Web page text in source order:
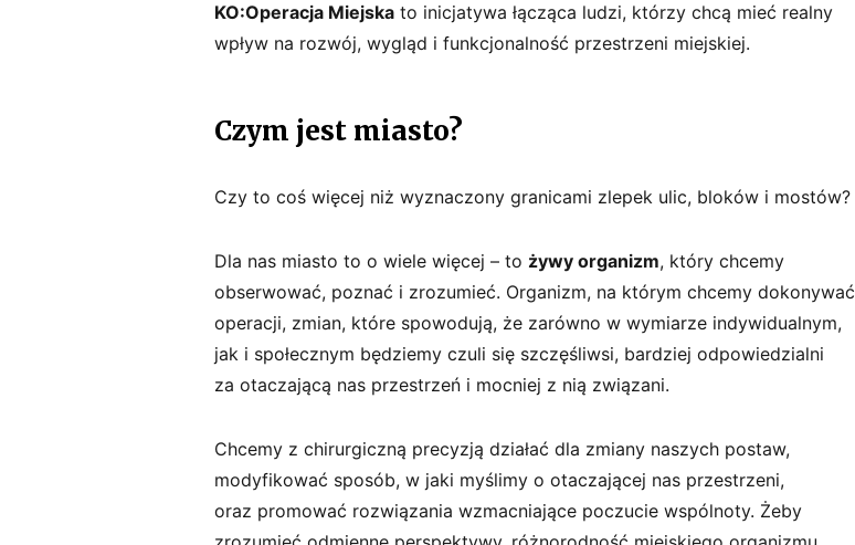
KO:Operacja Miejska to inicjatywa łącząca ludzi, którzy chcą mieć realny
wpływ na rozwój, wygląd i funkcjonalność przestrzeni miejskiej.
Czym jest miasto?
Czy to coś więcej niż wyznaczony granicami zlepek ulic, bloków i mostów?
Dla nas miasto to o wiele więcej – to żywy organizm, który chcemy
obserwować, poznać i zrozumieć. Organizm, na którym chcemy dokonywać
operacji, zmian, które spowodują, że zarówno w wymiarze indywidualnym,
jak i społecznym będziemy czuli się szczęśliwsi, bardziej odpowiedzialni
za otaczającą nas przestrzeń i mocniej z nią związani.
Chcemy z chirurgiczną precyzją działać dla zmiany naszych postaw,
modyfikować sposób, w jaki myślimy o otaczającej nas przestrzeni,
oraz promować rozwiązania wzmacniające poczucie wspólnoty. Żeby